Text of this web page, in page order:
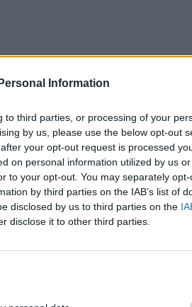
Information
to third parties, or processing of your
by us, please use the below opt-out
your opt-out request is processed
on personal information utilized by us
to your opt-out. You may separately
by third parties on the IAB’s list of
disclosed by us to third parties on the
disclose it to other third parties.
Sheep
Jak się okazało
w swoje ręce i
szeregi zespołu z
dziennikarzy Sheep Esports,
Źródła reportera donoszą,
który już na pewno powstał,
na ostatnią chwilę. I szybko